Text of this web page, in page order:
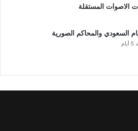
الاصوات المستقلة
السعودي والمحاكم الصورية